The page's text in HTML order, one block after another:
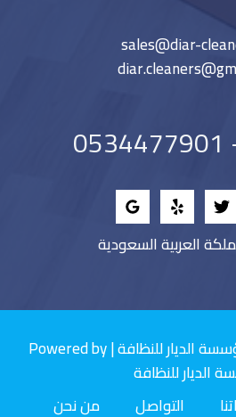
sales@diar-
العربية السعودية
Copyright © 2026 مؤسسة الديار للنظافة | Powered by
الديار للنظافة
التواصل من نحن